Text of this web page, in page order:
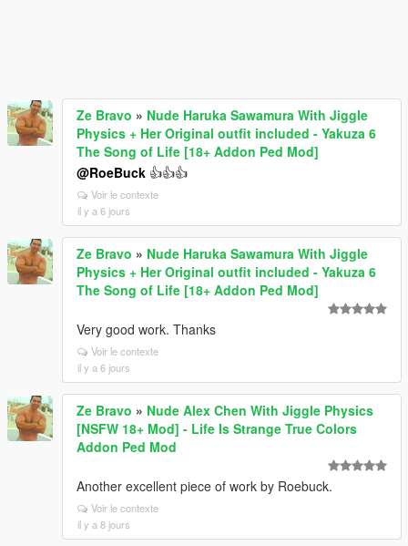
Ze Bravo » Nude Haruka Sawamura With Jiggle
Physics + Her Original outfit included - Yakuza 6
The Song of Life [18+ Addon Ped Mod]
@RoeBuck 👍👍👍
Voir le contexte
il y a 6 jours
Ze Bravo » Nude Haruka Sawamura With Jiggle
Physics + Her Original outfit included - Yakuza 6
The Song of Life [18+ Addon Ped Mod]
Very good work. Thanks
Voir le contexte
il y a 6 jours
Ze Bravo » Nude Alex Chen With Jiggle Physics
[NSFW 18+ Mod] - Life Is Strange True Colors
Addon Ped Mod
Another excellent piece of work by Roebuck.
Voir le contexte
il y a 8 jours